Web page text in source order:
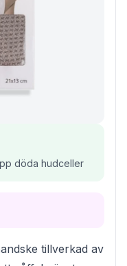
döda hudceller
tillverkad av